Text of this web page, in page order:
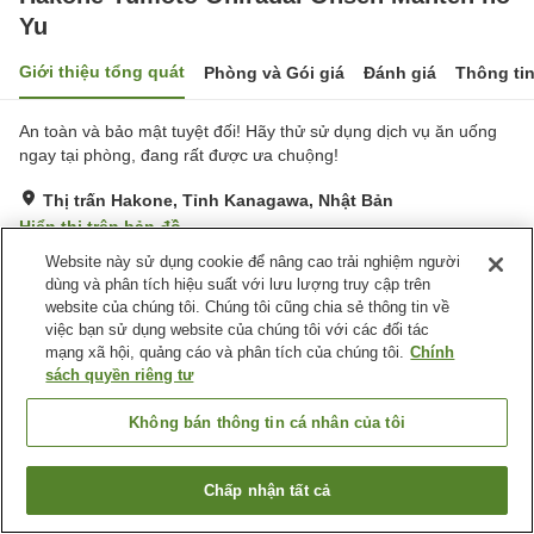
Yu
Giới thiệu tổng quát Phòng và Gói giá Đánh giá Thông
An toàn và bảo mật tuyệt đối! Hãy thử sử dụng dịch vụ ăn uống
ngay tại phòng, đang rất được ưa chuộng!
Thị trấn Hakone, Tỉnh Kanagawa, Nhật Bản
Hiển thị trên bản đồ
Tốt Đánh giá:65lượt
Tiện nghi chỗ nghỉ
Bãi đỗ xe
Nước Nóng)
Hakone Yumoto Ohiradai Onsen Manten no Yu
Tìm phòng trống
Website này sử dụng cookie để nâng cao trải nghiệm người
dùng và phân tích hiệu suất với lưu lượng truy cập trên
website của chúng tôi. Chúng tôi cũng chia sẻ thông tin về
việc bạn sử dụng website của chúng tôi với các đối tác
mạng xã hội, quảng cáo và phân tích của chúng tôi. Chính
sách quyền riêng tư
Không bán thông tin cá nhân của tôi
Chấp nhận tất cả